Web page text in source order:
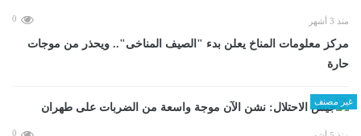
منذ 3 أشهر 0
مركز معلومات المناخ يعلن بدء "الصيف المناخى".. ويحذر من موجات
حارة
غير مصنف
0